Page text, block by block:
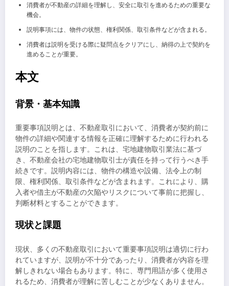
消費者が不動産の詳細を理解し、安全に取引を進めるための重要な
機会。
説明事項には、物件の状態、権利関係、取引条件などが含まれる。
消費者は説明を受ける際に疑問点をクリアにし、納得の上で契約を
進めることが重要。
本文
背景・基本知識
重要事項説明とは、不動産取引において、消費者が契約前に
物件の詳細や関連する情報を正確に理解するために行われる
説明のことを指します。これは、宅地建物取引業法に基づ
き、不動産会社の宅地建物取引士が責任を持って行うべき手
続きです。説明内容には、物件の構造や設備、法令上の制
限、権利関係、取引条件などが含まれます。これにより、購
入者や借主が不動産の欠陥やリスクについて事前に把握し、
判断材料とすることができます。
現状と課題
現状、多くの不動産取引において重要事項説明は適切に行わ
れていますが、説明が不十分であったり、消費者が内容を理
解しきれない場合もあります。特に、専門用語が多く使用さ
れるため、消費者が理解に苦しむことが少なくありません。